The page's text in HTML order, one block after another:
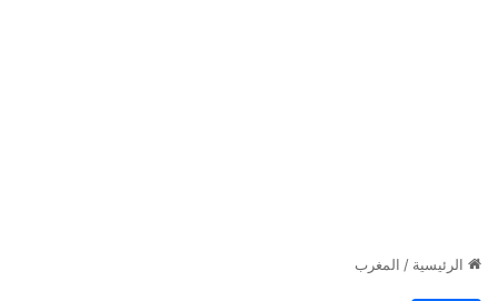
الرئيسية / المغرب